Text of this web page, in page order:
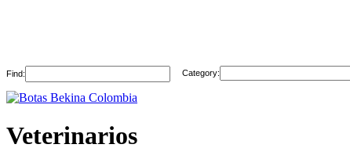
Find: Category:
Veterinarios